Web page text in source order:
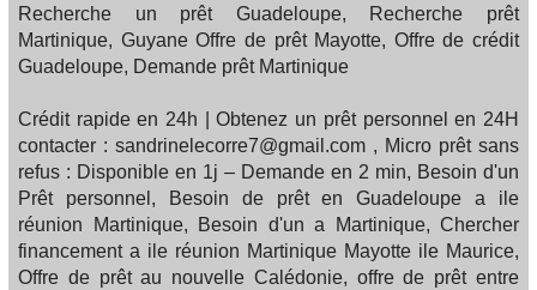
Recherche un prêt Guadeloupe, Recherche prêt
Martinique, Guyane Offre de prêt Mayotte, Offre de crédit
Guadeloupe, Demande prêt Martinique
Crédit rapide en 24h | Obtenez un prêt personnel en 24H
contacter : sandrinelecorre7@gmail.com , Micro prêt sans
refus : Disponible en 1j – Demande en 2 min, Besoin d'un
Prêt personnel, Besoin de prêt en Guadeloupe a ile
réunion Martinique, Besoin d'un a Martinique, Chercher
financement a ile réunion Martinique Mayotte ile Maurice,
Offre de prêt au nouvelle Calédonie, offre de prêt entre